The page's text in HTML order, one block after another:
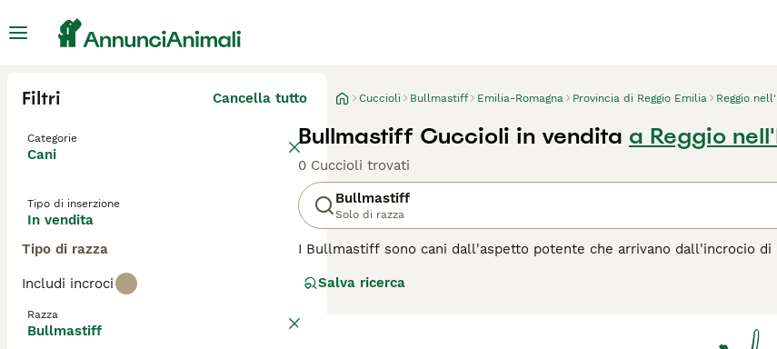
Filtri Cancella tutto
Categorie
Cani
Tipo di inserzione
In vendita
Tipo di razza
Includi incroci
Razza
Bullmastiff
Cuccioli Bullmastiff Emilia-Romagna Provincia di Reggio Emilia Reggio
Bullmastiff Cuccioli in vendita a Reggio
0 Cuccioli trovati
Bullmastiff
Solo di razza
I Bullmastiff sono cani dall'aspetto potente che arrivano dall'incrocio
Italia ma in vari paesi del mondo. Sono intelligenti, vigili e facili da
fedeli membri della famiglia, sempre pronti a proteggere le persone
Salva ricerca